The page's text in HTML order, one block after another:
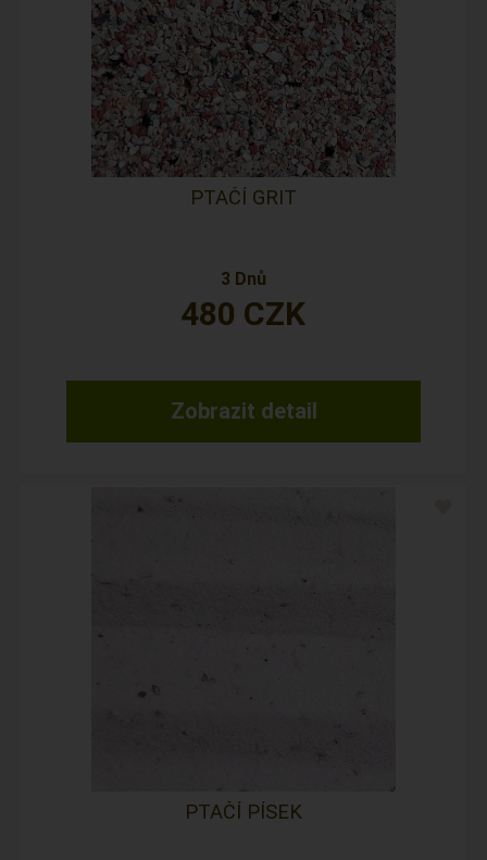
PTAČÍ GRIT
3 Dnů
Zobrazit detail
480 CZK
PTAČÍ PÍSEK